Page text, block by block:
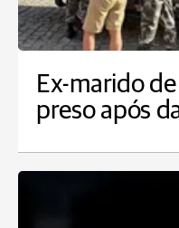
Ex-marido
preso após